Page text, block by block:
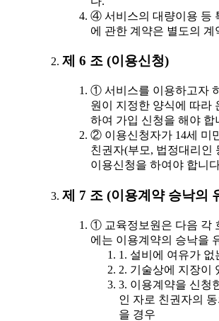
④ 서비스의 대량이용 등
에 관한 계약은 별도의 계
제 6 조 (이용신청)
① 서비스를 이용하고자
원이 지정한 양식에 따라
하여 가입 신청을 해야 합
② 이용신청자가 14세 미
친권자(부모, 법정대리인
이용신청을 하여야 합니
제 7 조 (이용계약 승낙의
① 교육정보원은 다음 각
에는 이용계약의 승낙을
1. 설비에 여유가 없
2. 기술상에 지장이
3. 이용계약을 신청
인 자로 친권자의
을 경우